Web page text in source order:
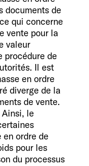
documents de
qui concerne
vente pour la
valeur
procédure de
Il est
en ordre
diverge de la
de vente.
Ainsi, le
ordre de
pour les
du processus